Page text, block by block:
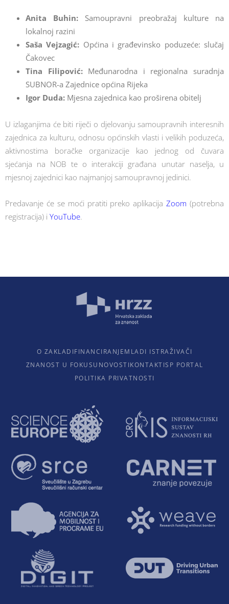
Anita Buhin: Samoupravni preobražaj kulture na
lokalnoj razini
Saša Vejzagić: Općina i građevinsko poduzeće: slučaj
Čakovec
Tina Filipović:Međunarodna i regionalna suradnja
SUBNOR-a Zajednice općina Rijeka
Igor Duda: Mjesna zajednica kao proširena obitelj
U izlaganjima će biti riječi o djelovanju samoupravnih interesnih
zajednica za kulturu, odnosu općinskih vlasti i velikih poduzeća,
aktivnostima boračke organizacije kao jednog od čuvara
sjećanja na NOB te o interakciji građana unutar naselja, u
mjesnoj zajednici kao najmanjoj samoupravnoj jedinici.
Predavanje će se moći pratiti preko aplikacija Zoom (potrebna
registracija) i YouTube.
O ZAKLADIFINANCIRANJEMLADI ISTRAŽIVAČI
ZNANOST U FOKUSU NOVOSTIKONTAKTISP PORTAL
POLITIKA PRIVATNOSTI